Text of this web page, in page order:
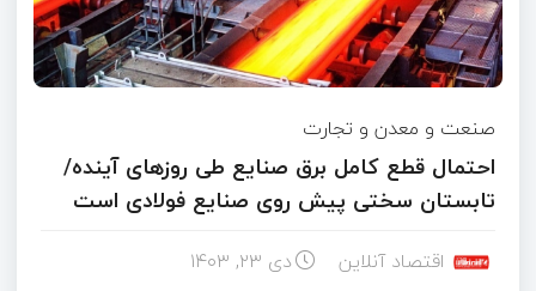
صنعت و معدن و تجارت
احتمال قطع کامل برق صنایع طی روزهای آینده/
تابستان سختی پیش روی صنایع فولادی است
اقتصاد آنلاین دی ۲۳, ۱۴۰۳